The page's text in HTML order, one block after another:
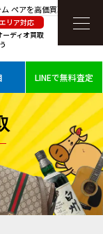
ペアを高価買取
リア対応
ディオ買取
LINEで無料査定